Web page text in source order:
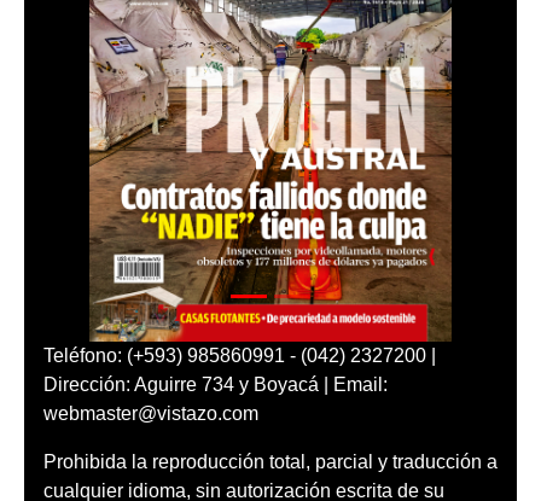
Teléfono: (+593) 985860991 - (042) 2327200 |
Dirección: Aguirre 734 y Boyacá | Email:
webmaster@vistazo.com
Prohibida la reproducción total, parcial y traducción a
cualquier idioma, sin autorización escrita de su